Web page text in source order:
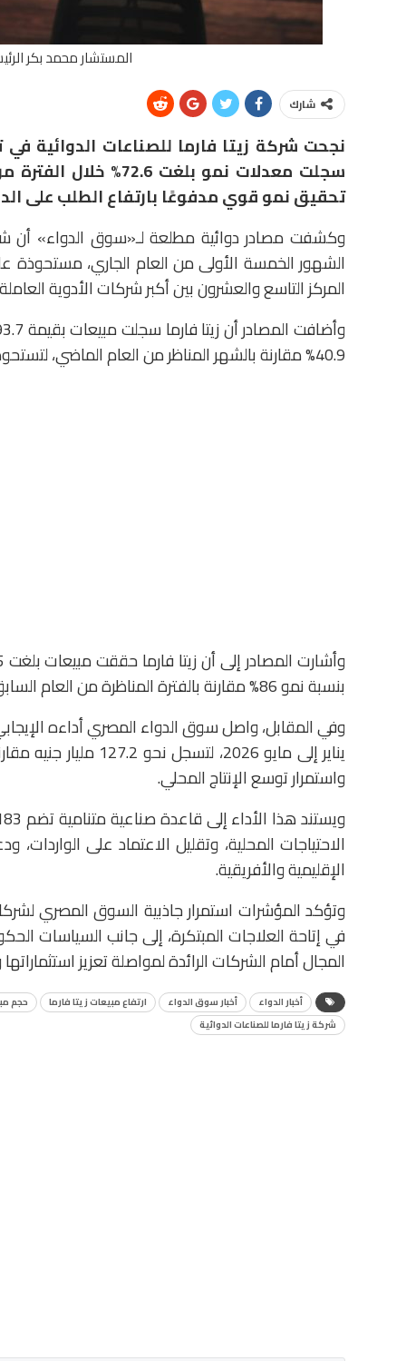
المستشار محمد بكر
شارك
نجحت شركة زيتا فارما للصناعات الدوائية
تحقيق نمو قوي مدفوعًا بارتفاع الطلب على
المركز التاسع والعشرون بين أكبر شركات الأدوية
40.9% مقارنة بالشهر المناظر من العام الماضي، لتستحوذ على 1.1% من إجمالي مبيعات السوق خلال الشهر.
بنسبة نمو 86% مقارنة بالفترة المناظرة من العام السابق.
يناير إلى مايو
واستمرار توسع الإنتاج المحلي.
الاحتياجات المحلية، وتقليل الاعتماد على
الإقليمية والأفريقية.
وتؤكد المؤشرات استمرار جاذبية السوق المصري
في إتاحة العلاجات المبتكرة، إلى جانب السياسات
المجال أمام الشركات الرائدة لمواصلة تعزيز
أخبار الدواء أخبار سوق الدواء ارتفاع مبيعات زيتا فارما
حجم
شركة زيتا فارما للصناعات الدوائية